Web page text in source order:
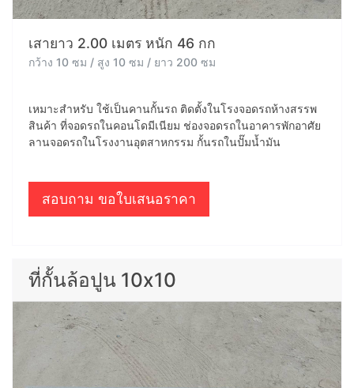
เสายาว 2.00 เมตร หนัก 46 กก
กว้าง 10 ซม / สูง 10 ซม / ยาว 200 ซม
เหมาะสำหรับ ใช้เป็นคานกั้นรถ ติดตั้งในโรงจอดรถห้างสรรพ
สินค้า ที่จอดรถในคอนโดมีเนียม ช่องจอดรถในอาคารพักอาศัย
ลานจอดรถในโรงงานอุตสาหกรรม กั้นรถในปั๊มน้ำมัน
สอบถาม ขอใบเสนอราคา
ที่กั้นล้อปูน 10x10